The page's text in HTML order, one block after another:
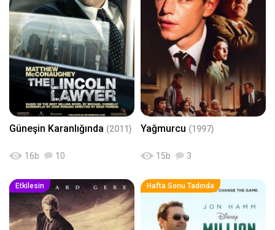
Güneşin Karanlığında (2011)
16b 10
Yağmurcu (1997)
15b 3
Etkilesin Hafta Sonu Tadında